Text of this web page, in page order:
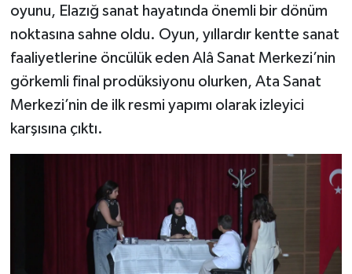
oyunu, Elazığ sanat hayatında önemli bir dönüm
noktasına sahne oldu. Oyun, yıllardır kentte sanat
faaliyetlerine öncülük eden Alâ Sanat Merkezi’nin
görkemli final prodüksiyonu olurken, Ata Sanat
Merkezi’nin de ilk resmi yapımı olarak izleyici
karşısına çıktı.